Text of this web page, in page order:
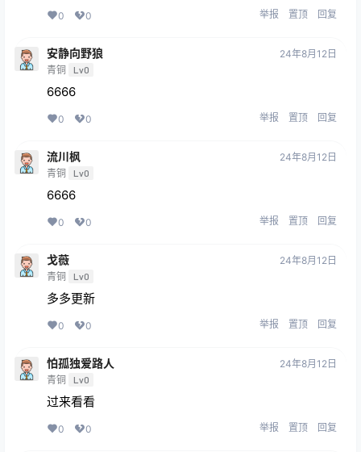
0 0 举报 置顶 回复
安静向野狼
青铜 Lv0
24年8月12日
6666
0 0 举报 置顶 回复
流川枫
青铜 Lv0
24年8月12日
6666
0 0 举报 置顶 回复
戈薇
青铜 Lv0
24年8月12日
多多更新
0 0 举报 置顶 回复
怕孤独爱路人
青铜 Lv0
24年8月12日
过来看看
0 0 举报 置顶 回复